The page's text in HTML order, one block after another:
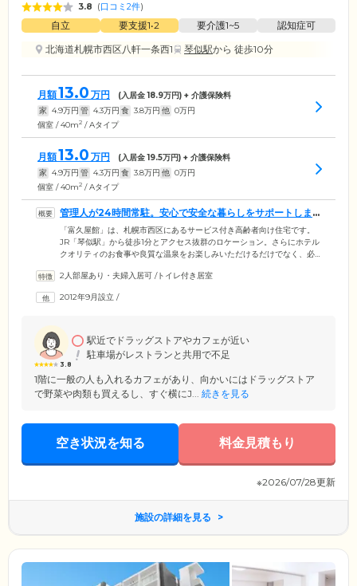
3.8 (口コミ2件)
自立 要支援1•2 要介護1~5
認知症可
北海道札幌市西区八軒一条西1
琴似駅から 徒歩10分
月額13.0 万円 (入居金18.9万円) + 介護保険料
家 4.9万円 管 4.3万円 食 3.8万円 他 0万円
個室 / 40m2 / Aタイプ
月額13.0 万円 (入居金19.5万円) + 介護保険料
家 4.9万円 管 4.3万円 食 3.8万円 他 0万円
個室 / 40m2 / Aタイプ
管理人が24時間常駐。安心で安全な暮らしをサポートしま
す
「富久屋館」は、札幌市西区にあるサービス付き高齢者向け住宅です。
JR「琴似駅」から徒歩1分とアクセス抜群のロケーション。さらにホテル
クオリティのお食事や良質な温泉をお楽しみいただけるだけでなく、必
いです。館内には介護経験豊富な管理人が24時間常駐しており、状況把
す。体調の急変時には迅速にかけつけて対応しますのでご安心くださ
2人部屋あり・夫婦入居可 /トイレ付き居室
2012年9月設立 /
3.8
駅近でドラッグストアやカフェが近い
駐車場がレストランと共用で不足
1階に一般の人も入れるカフェがあり、向かいにはドラッグストア
で野菜や肉類も買えるし、すぐ横にJ... 続きを見る
空き状況を知る 料金見積もり
※2026/07/28更新
施設の詳細を見る